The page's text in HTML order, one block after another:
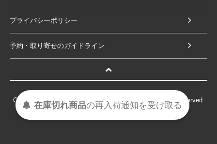
プライバシーポリシー
予約・取り寄せのガイドライン
Copyright (C) Textile Import LLC- Sukerucom. All Rights Reserved.
在庫切れ商品の再入荷通知を受け取る